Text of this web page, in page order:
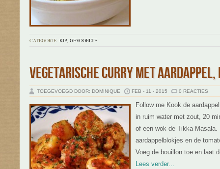
CATEGORIE: KIP, GEVOGELTE
VEGETARISCHE CURRY MET
TOEGEVOEGD DOOR: DOMINIQUE FEB - 11 - 2015 0 REACTIES
Follow me Kook de
in ruim water met zout, 20
of een wok de Tikka
aardappelblokjes en de
Voeg de bouillon toe en laat
Lees verder...